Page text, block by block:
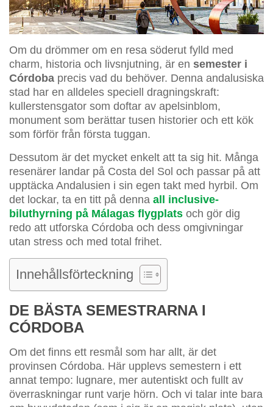
Om du drömmer om en resa söderut fylld med
charm, historia och livsnjutning, är en semester i
Córdoba precis vad du behöver. Denna andalusiska
stad har en alldeles speciell dragningskraft:
kullerstensgator som doftar av apelsinblom,
monument som berättar tusen historier och ett kök
som förför från första tuggan.
Dessutom är det mycket enkelt att ta sig hit. Många
resenärer landar på Costa del Sol och passar på att
upptäcka Andalusien i sin egen takt med hyrbil. Om
det lockar, ta en titt på denna all inclusive-
biluthyrning på Málagas flygplats och gör dig
redo att utforska Córdoba och dess omgivningar
utan stress och med total frihet.
Innehållsförteckning
DE BÄSTA SEMESTRARNA I
CÓRDOBA
Om det finns ett resmål som har allt, är det
provinsen Córdoba. Här upplevs semestern i ett
annat tempo: lugnare, mer autentiskt och fullt av
överraskningar runt varje hörn. Och vi talar inte bara